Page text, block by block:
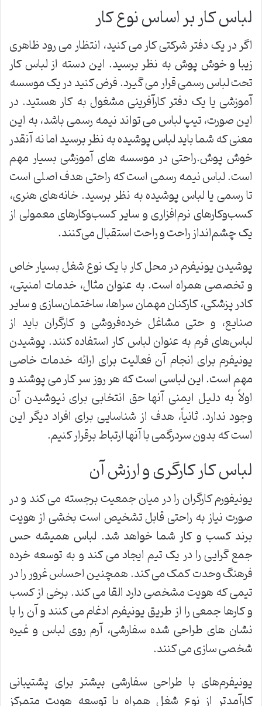
لباس کار بر اساس نوع کار
اگر در یک دفتر شرکتی کار می کنید، انتظار می رود ظاهری
زیبا و خوش پوش به نظر برسید. این دسته از لباس کار
تحت لباس رسمی قرار می گیرد. فرض کنید در یک موسسه
آموزشی یا یک دفتر کارآفرینی مشغول به کار هستید. در
این صورت، تیپ لباس می تواند نیمه رسمی باشد، به این
معنی که شما باید لباس پوشیده به نظر برسید اما نه آنقدر
خوش پوش.راحتی در موسسه های آموزشی بسیار مهم
است. لباس نیمه رسمی است که راحتی هدف اصلی است
تا رسمی یا لباس پوشیده به نظر برسید. خانه‌های هنری،
کسب‌وکارهای نرم‌افزاری و سایر کسب‌وکارهای معمولی از
یک چشم‌انداز راحت و راحت استقبال می‌کنند.
پوشیدن یونیفرم در محل کار با یک نوع شغل بسیار خاص
و تخصصی همراه است. به عنوان مثال، خدمات امنیتی،
کادر پزشکی، کارکنان مهمان‌ سراها، ساختمان‌سازی و سایر
صنایع، و حتی مشاغل خرده‌فروشی و کارگران باید از
لباس‌های فرم به عنوان لباس کار استفاده کنند. پوشیدن
یونیفرم برای انجام آن فعالیت برای ارائه خدمات خاصی
مهم است. این لباسی است که هر روز سر کار می پوشند و
اولاً به دلیل ایمنی آنها حق انتخابی برای نپوشیدن آن
وجود ندارد. ثانیاً، هدف از شناسایی برای افراد دیگر این
است که بدون سردرگمی با آنها ارتباط برقرار کنیم.
لباس کار کارگری و ارزش آن
یونیفورم کارگران را در میان جمعیت برجسته می کند و در
صورت نیاز به راحتی قابل تشخیص است بخشی از هویت
برند کسب و کار شما خواهد شد. لباس همیشه حس
جمع گرایی را در یک تیم ایجاد می کند و به توسعه خرده
فرهنگ وحدت کمک می کند. همچنین احساس غرور را در
تیمی که هویت مشخصی دارد القا می کند. برخی از کسب
و کارها جمعی را از طریق یونیفرم ادغام می کنند و آن را با
نشان های طراحی شده سفارشی، آرم روی لباس و غیره
شخصی سازی می کنند.
یونیفرم‌های با طراحی سفارشی بیشتر برای پشتیبانی
کارآمدتر از نوع شغل همراه با توسعه هویت متمرکز